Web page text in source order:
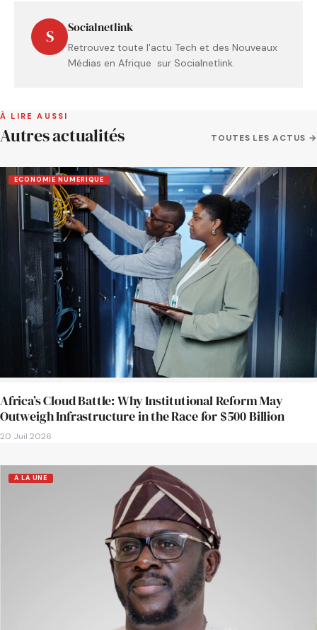
S Socialnetlink
Retrouvez toute l'actu Tech et des Nouveaux
Médias en Afrique sur Socialnetlink.
À LIRE AUSSI
Autres actualités TOUTES LES ACTUS →
ECONOMIE NUMERIQUE
Africa’s Cloud Battle: Why Institutional Reform May
Outweigh Infrastructure in the Race for $500 Billion
20 Juil 2026
A LA UNE